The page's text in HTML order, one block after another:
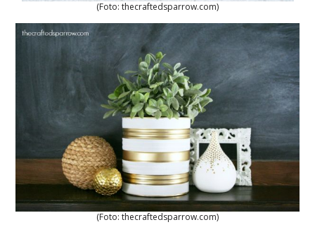
(Foto: thecraftedsparrow.com)
(Foto: thecraftedsparrow.com)